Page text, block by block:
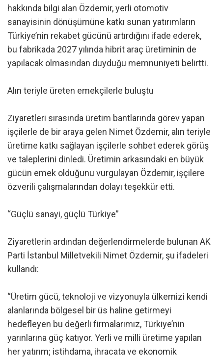
hakkında bilgi alan Özdemir, yerli otomotiv
sanayisinin dönüşümüne katkı sunan yatırımların
Türkiye’nin rekabet gücünü artırdığını ifade ederek,
bu fabrikada 2027 yılında hibrit araç üretiminin de
yapılacak olmasından duyduğu memnuniyeti belirtti.
Alın teriyle üreten emekçilerle buluştu
Ziyaretleri sırasında üretim bantlarında görev yapan
işçilerle de bir araya gelen Nimet Özdemir, alın teriyle
üretime katkı sağlayan işçilerle sohbet ederek görüş
ve taleplerini dinledi. Üretimin arkasındaki en büyük
gücün emek olduğunu vurgulayan Özdemir, işçilere
özverili çalışmalarından dolayı teşekkür etti.
“Güçlü sanayi, güçlü Türkiye”
Ziyaretlerin ardından değerlendirmelerde bulunan AK
Parti İstanbul Milletvekili Nimet Özdemir, şu ifadeleri
kullandı:
“Üretim gücü, teknoloji ve vizyonuyla ülkemizi kendi
alanlarında bölgesel bir üs haline getirmeyi
hedefleyen bu değerli firmalarımız, Türkiye’nin
yarınlarına güç katıyor. Yerli ve milli üretime yapılan
her yatırım; istihdama, ihracata ve ekonomik